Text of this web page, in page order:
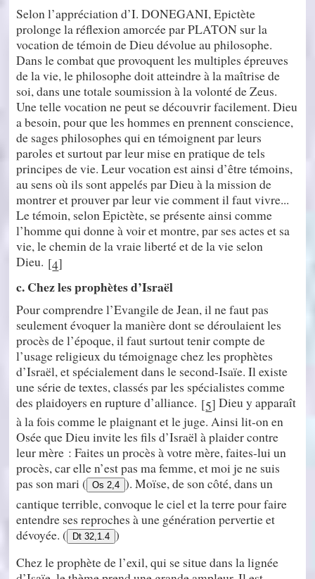
Selon l’appréciation d’I. DONEGANI, Epictète
prolonge la réflexion amorcée par PLATON sur la
vocation de témoin de Dieu dévolue au philosophe.
Dans le combat que provoquent les multiples épreuves
de la vie, le philosophe doit atteindre à la maîtrise de
soi, dans une totale soumission à la volonté de Zeus.
Une telle vocation ne peut se découvrir facilement. Dieu
a besoin, pour que les hommes en prennent conscience,
de sages philosophes qui en témoignent par leurs
paroles et surtout par leur mise en pratique de tels
principes de vie. Leur vocation est ainsi d’être témoins,
au sens où ils sont appelés par Dieu à la mission de
montrer et prouver par leur vie comment il faut vivre...
Le témoin, selon Epictète, se présente ainsi comme
l’homme qui donne à voir et montre, par ses actes et sa
vie, le chemin de la vraie liberté et de la vie selon
Dieu. [4]
c. Chez les prophètes d’Israël
Pour comprendre l’Evangile de Jean, il ne faut pas
seulement évoquer la manière dont se déroulaient les
procès de l’époque, il faut surtout tenir compte de
l’usage religieux du témoignage chez les prophètes
d’Israël, et spécialement dans le second-Isaïe. Il existe
une série de textes, classés par les spécialistes comme
des plaidoyers en rupture d’alliance. [5] Dieu y apparaît
à la fois comme le plaignant et le juge. Ainsi lit-on en
Osée que Dieu invite les fils d’Israël à plaider contre
leur mère : Faites un procès à votre mère, faites-lui un
procès, car elle n’est pas ma femme, et moi je ne suis
pas son mari ( Os 2,4 ). Moïse, de son côté, dans un
cantique terrible, convoque le ciel et la terre pour faire
entendre ses reproches à une génération pervertie et
dévoyée. (
Dt 32,1.4 )
Chez le prophète de l’exil, qui se situe dans la lignée